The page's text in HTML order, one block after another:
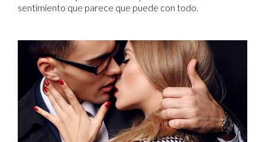
sentimiento que parece que puede con todo.